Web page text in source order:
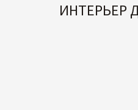
ИНТЕРЬЕР